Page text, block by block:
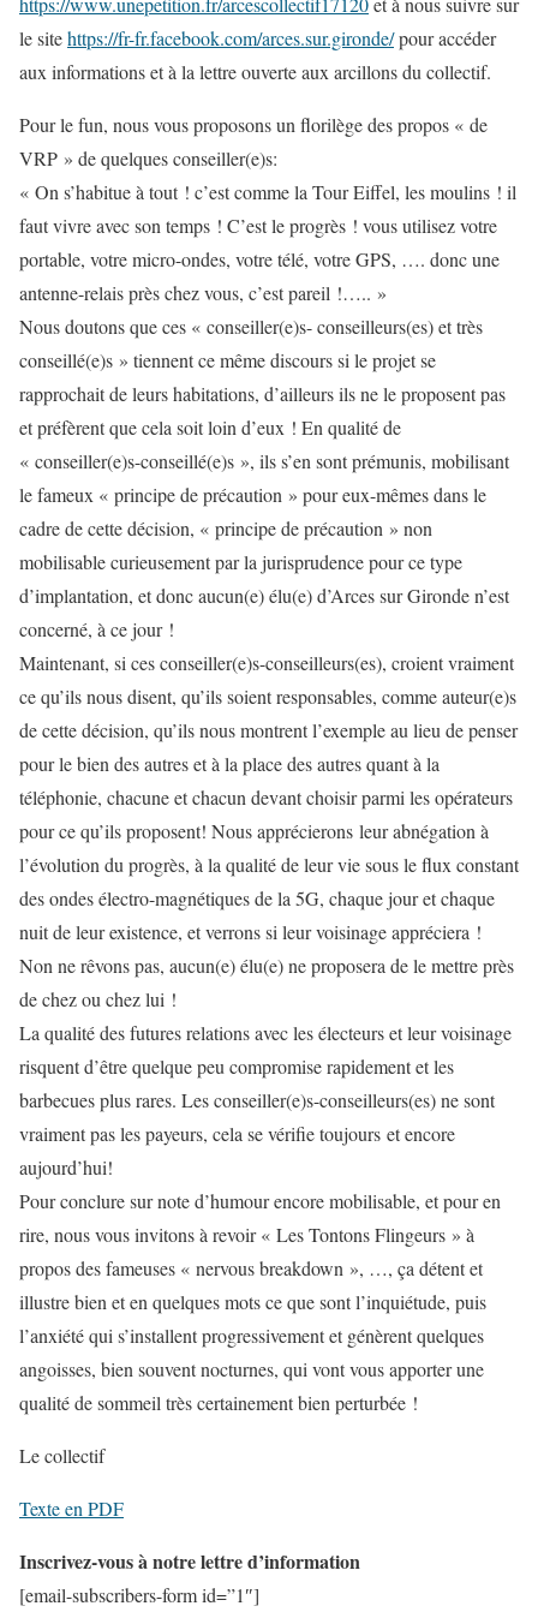
le sitehttps://fr-fr.facebook.com/arces.sur.gironde/pour accéder
aux informations et à la lettre ouverte aux arcillons du collectif.
Pour le fun, nous vous proposons un florilège des propos « de
VRP » de quelques conseiller(e)s:
« On s’habitue à tout ! c’est comme la Tour Eiffel, les moulins ! il
faut vivre avec son temps ! C’est le progrès ! vous utilisez votre
portable, votre micro-ondes, votre télé, votre GPS, …. donc une
antenne-relais près chez vous, c’est pareil !….. »
Nous doutons que ces « conseiller(e)s- conseilleurs(es) et très
conseillé(e)s » tiennent ce même discours si le projet se
rapprochait de leurs habitations, d’ailleurs ils ne le proposent pas
et préfèrent que cela soit loin d’eux ! En qualité de
« conseiller(e)s-conseillé(e)s », ils s’en sont prémunis, mobilisant
le fameux « principe de précaution » pour eux-mêmes dans le
cadre de cette décision, « principe de précaution » non
mobilisable curieusement par la jurisprudence pour ce type
d’implantation, et donc aucun(e) élu(e) d’Arces sur Gironde n’est
concerné, à ce jour !
Maintenant, si ces conseiller(e)s-conseilleurs(es), croient vraiment
ce qu’ils nous disent, qu’ils soient responsables, comme auteur(e)s
de cette décision, qu’ils nous montrent l’exemple au lieu de penser
pour le bien des autres et à la place des autres quant à la
téléphonie, chacune et chacun devant choisir parmi les opérateurs
pour ce qu’ils proposent! Nous apprécierons leur abnégation à
l’évolution du progrès, à la qualité de leur vie sous le flux constant
des ondes électro-magnétiques de la 5G, chaque jour et chaque
nuit de leur existence, et verrons si leur voisinage appréciera !
Non ne rêvons pas, aucun(e) élu(e) ne proposera de le mettre près
de chez ou chez lui !
La qualité des futures relations avec les électeurs et leur voisinage
risquent d’être quelque peu compromise rapidement et les
barbecues plus rares. Les conseiller(e)s-conseilleurs(es) ne sont
vraiment pas les payeurs, cela se vérifie toujours et encore
aujourd’hui!
Pour conclure sur note d’humour encore mobilisable, et pour en
rire, nous vous invitons à revoir « Les Tontons Flingeurs » à
propos des fameuses « nervous breakdown », …, ça détent et
illustre bien et en quelques mots ce que sont l’inquiétude, puis
l’anxiété qui s’installent progressivement et génèrent quelques
angoisses, bien souvent nocturnes, qui vont vous apporter une
qualité de sommeil très certainement bien perturbée !
Le collectif
Texte en PDF
Inscrivez-vous à notre lettre d’information
[email-subscribers-form id=”1″]